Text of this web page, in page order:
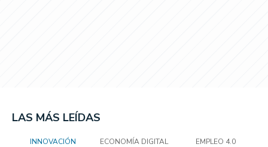
LAS MÁS LEÍDAS
INNOVACIÓN ECONOMÍA DIGITAL EMPLEO 4.0